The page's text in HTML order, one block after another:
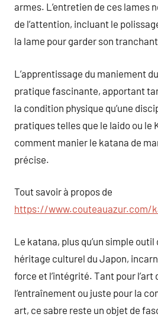
armes. L’entretien de ces lames
de l’attention, incluant le
la lame pour garder son
L’apprentissage du maniement
pratique fascinante, apportant
la condition physique qu’une
pratiques telles que le Iaido ou le
comment manier le katana de
précise.
Tout savoir à propos de
https://www.couteauazur.com/
Le katana, plus qu’un simple outil
héritage culturel du Japon,
force et l’intégrité. Tant pour l’art
l’entraînement ou juste pour la
art, ce sabre reste un objet de